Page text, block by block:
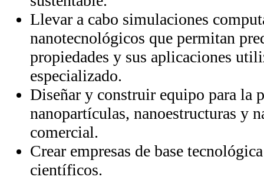
Llevar a cabo simulaciones
nanotecnológicos que permitan
propiedades y sus aplicaciones
especializado.
Diseñar y construir equipo para la
nanopartículas, nanoestructuras y
comercial.
Crear empresas de base
científicos.